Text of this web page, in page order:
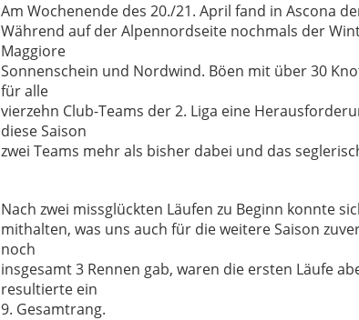
Am Wochenende des 20./21. April fand in Ascona
Während auf der Alpennordseite nochmals der
Maggiore
Sonnenschein und Nordwind. Böen mit über 30
für alle
vierzehn Club-Teams der 2. Liga eine
diese Saison
zwei Teams mehr als bisher dabei und das
Nach zwei missglückten Läufen zu Beginn konnte
mithalten, was uns auch für die weitere Saison
noch
insgesamt 3 Rennen gab, waren die ersten Läufe
resultierte ein
9. Gesamtrang.